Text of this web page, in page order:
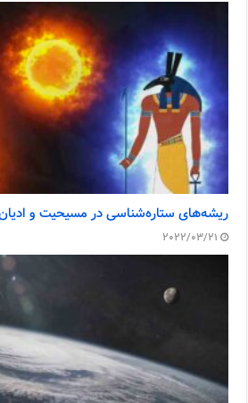
ریشه‌های ستاره‌شناسی در مسیحیت و
2022/03/21